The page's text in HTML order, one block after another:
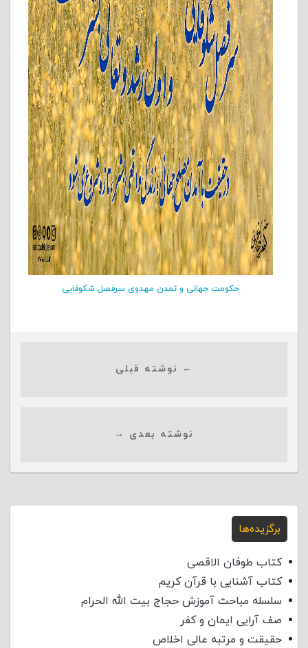
حکومت جهانی و تمدن مهدوی سرفصل شکوفایی
← نوشته قبلی
نوشته بعدی →
برگزیده‌ها
کتاب طوفان الاقصی
کتاب آشنایی با قرآن کریم
سلسله مباحث آموزش حجاج بیت الله الحرام
صف آرایی ایمان و کفر
حقیقت و مرتبه عالی اخلاص